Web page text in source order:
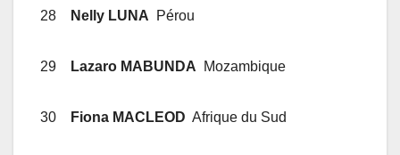
28 Nelly LUNA Pérou
29 Lazaro MABUNDA Mozambique
30 Fiona MACLEOD Afrique du Sud